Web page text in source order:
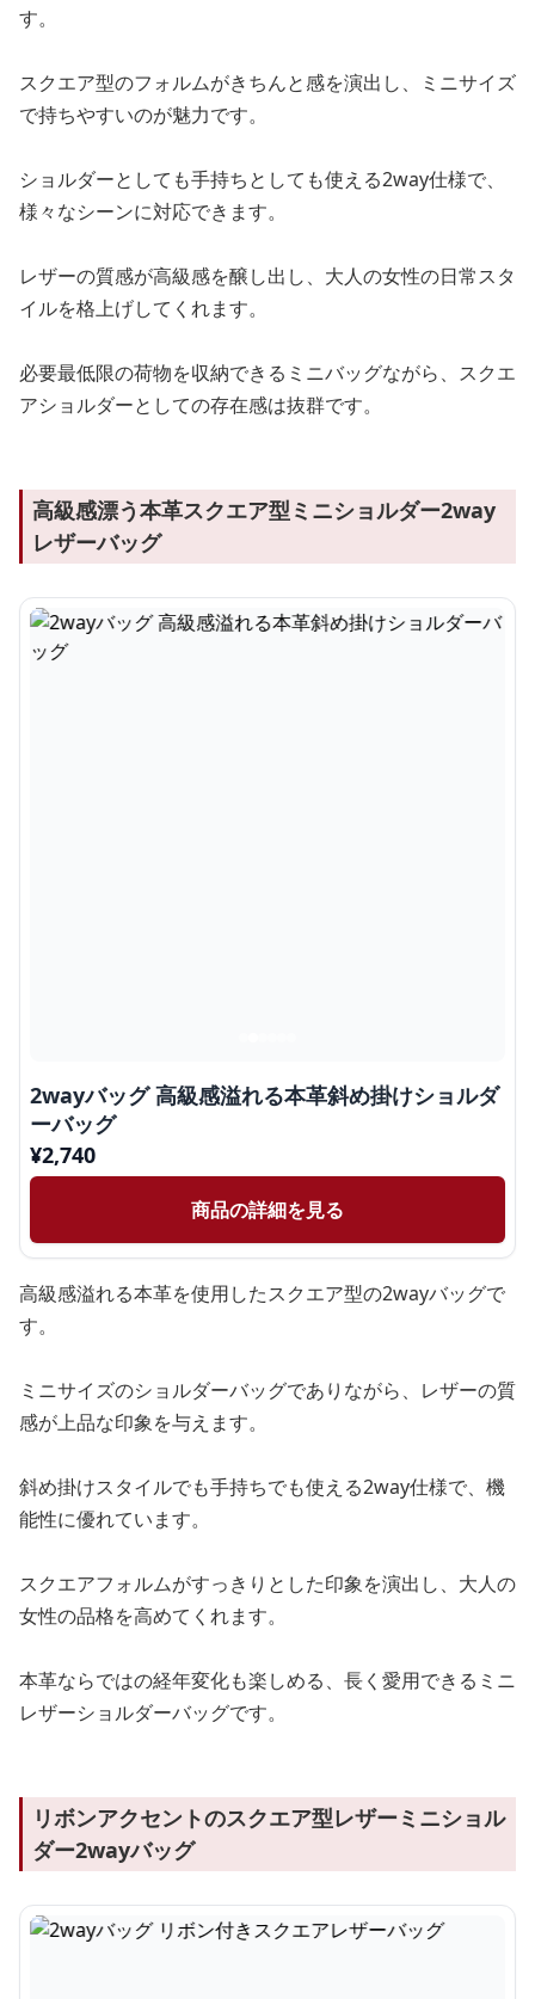
す。
スクエア型のフォルムがきちんと感を演出し、ミニサイズ
で持ちやすいのが魅力です。
ショルダーとしても手持ちとしても使える2way仕様で、
様々なシーンに対応できます。
レザーの質感が高級感を醸し出し、大人の女性の日常スタ
イルを格上げしてくれます。
必要最低限の荷物を収納できるミニバッグながら、スクエ
アショルダーとしての存在感は抜群です。
高級感漂う本革スクエア型ミニショルダー2way
レザーバッグ
2wayバッグ 高級感溢れる本革斜め掛けショルダ
ーバッグ
¥2,740
商品の詳細を見る
高級感溢れる本革を使用したスクエア型の2wayバッグで
す。
ミニサイズのショルダーバッグでありながら、レザーの質
感が上品な印象を与えます。
斜め掛けスタイルでも手持ちでも使える2way仕様で、機
能性に優れています。
スクエアフォルムがすっきりとした印象を演出し、大人の
女性の品格を高めてくれます。
本革ならではの経年変化も楽しめる、長く愛用できるミニ
レザーショルダーバッグです。
リボンアクセントのスクエア型レザーミニショル
ダー2wayバッグ